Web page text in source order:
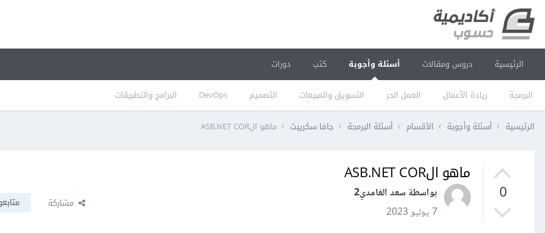
الرئيسية دروس ومقالات أسئلة وأجوبة
البرمجة ريادة الأعمال العمل الحر التسويق والمبيعات التصميم DevOps البرامج والتطبيقات
كتب دورات
الرئيسية أسئلة وأجوبة الأقسام أسئلة البرمجة جافا سكريبت ماهو الASB.NET COR
0
ماهو الASB.NET COR
بواسطة سعد الغامدي2
7 يوليو 2023
مشاركة